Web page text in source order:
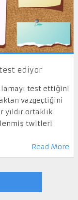
ediyor
test ettiğini
vazgeçtiğini
ortaklık
twitleri
Read More